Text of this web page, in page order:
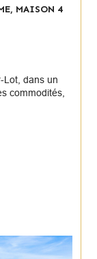
MAISON 4
Lot, dans un
commodités,